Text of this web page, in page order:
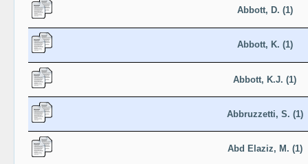
Abbott, D. (1)
Abbott, K. (1)
Abbott, K.J. (1)
Abbruzzetti, S. (1)
Abd Elaziz, M. (1)